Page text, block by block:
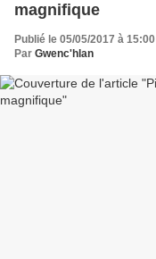
magnifique
Publié le 05/05/2017 à 15:00
Par Gwenc'hlan